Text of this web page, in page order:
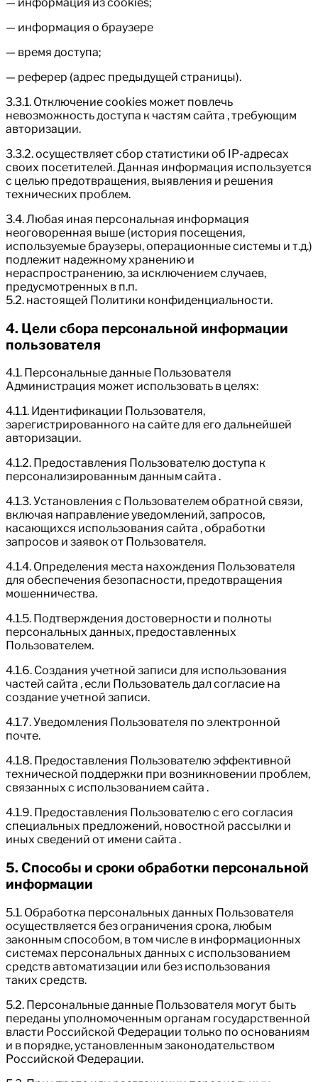
— информация о браузере
— время доступа;
— реферер (адрес предыдущей страницы).
3.3.1. Отключение cookies может повлечь
невозможность доступа к частям сайта , требующим
авторизации.
3.3.2. осуществляет сбор статистики об IP-адресах
своих посетителей. Данная информация используется
с целью предотвращения, выявления и решения
технических проблем.
3.4. Любая иная персональная информация
неоговоренная выше (история посещения,
используемые браузеры, операционные системы и т.д.)
подлежит надежному хранению и
нераспространению, за исключением случаев,
предусмотренных в п.п.
5.2. настоящей Политики конфиденциальности.
4. Цели сбора персональной информации
пользователя
4.1. Персональные данные Пользователя
Администрация может использовать в целях:
4.1.1. Идентификации Пользователя,
зарегистрированного на сайте для его дальнейшей
авторизации.
4.1.2. Предоставления Пользователю доступа к
персонализированным данным сайта .
4.1.3. Установления с Пользователем обратной связи,
включая направление уведомлений, запросов,
касающихся использования сайта , обработки
запросов и заявок от Пользователя.
4.1.4. Определения места нахождения Пользователя
для обеспечения безопасности, предотвращения
мошенничества.
4.1.5. Подтверждения достоверности и полноты
персональных данных, предоставленных
Пользователем.
4.1.6. Создания учетной записи для использования
частей сайта , если Пользователь дал согласие на
создание учетной записи.
4.1.7. Уведомления Пользователя по электронной
почте.
4.1.8. Предоставления Пользователю эффективной
технической поддержки при возникновении проблем,
связанных с использованием сайта .
4.1.9. Предоставления Пользователю с его согласия
специальных предложений, новостной рассылки и
иных сведений от имени сайта .
5. Способы и сроки обработки персональной
информации
5.1. Обработка персональных данных Пользователя
осуществляется без ограничения срока, любым
законным способом, в том числе в информационных
системах персональных данных с использованием
средств автоматизации или без использования
таких средств.
5.2. Персональные данные Пользователя могут быть
переданы уполномоченным органам государственной
власти Российской Федерации только по основаниям
и в порядке, установленным законодательством
Российской Федерации.